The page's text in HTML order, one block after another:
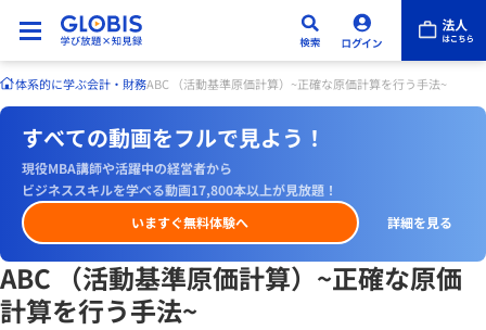
体系的に学ぶ会計・財務ABC （活動基準原価計算）~正確な原価計算を行う手法~
すべての動画をフルで見よう！
現役MBA講師や活躍中の経営者から
ビジネススキルを学べる動画17,800本以上が見放題！
いますぐ無料体験へ
詳細を見る
ABC （活動基準原価計算）~正確な原価
計算を行う手法~